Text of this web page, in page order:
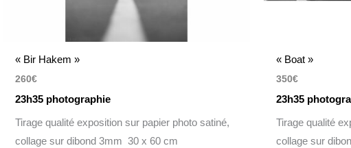
« Bir Hakem »
260€
23h35 photographie
Tirage qualité exposition sur papier photo satiné,
collage sur dibond 3mm 30 x 60 cm
« Boat »
350€
23h35
Tirage qualité
collage sur